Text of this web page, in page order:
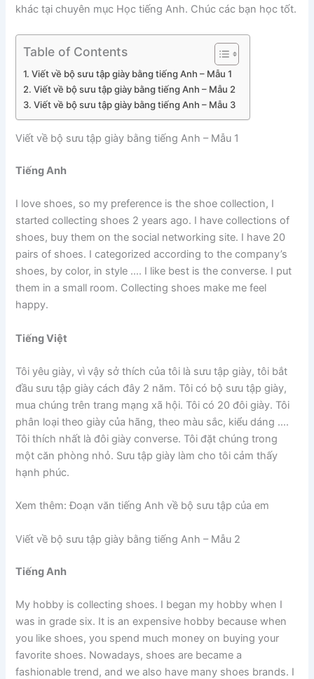
khác tại chuyên mục Học tiếng Anh. Chúc các bạn học tốt.
Table of Contents
Viết về bộ sưu tập giày bằng tiếng Anh – Mẫu 1
Viết về bộ sưu tập giày bằng tiếng Anh – Mẫu 2
Viết về bộ sưu tập giày bằng tiếng Anh – Mẫu 3
Viết về bộ sưu tập giày bằng tiếng Anh – Mẫu 1
Tiếng Anh
I love shoes, so my preference is the shoe collection, I
started collecting shoes 2 years ago. I have collections of
shoes, buy them on the social networking site. I have 20
pairs of shoes. I categorized according to the company’s
shoes, by color, in style …. I like best is the converse. I put
them in a small room. Collecting shoes make me feel
happy.
Tiếng Việt
Tôi yêu giày, vì vậy sở thích của tôi là sưu tập giày, tôi bắt
đầu sưu tập giày cách đây 2 năm. Tôi có bộ sưu tập giày,
mua chúng trên trang mạng xã hội. Tôi có 20 đôi giày. Tôi
phân loại theo giày của hãng, theo màu sắc, kiểu dáng ….
Tôi thích nhất là đôi giày converse. Tôi đặt chúng trong
một căn phòng nhỏ. Sưu tập giày làm cho tôi cảm thấy
hạnh phúc.
Xem thêm: Đoạn văn tiếng Anh về bộ sưu tập của em
Viết về bộ sưu tập giày bằng tiếng Anh – Mẫu 2
Tiếng Anh
My hobby is collecting shoes. I began my hobby when I
was in grade six. It is an expensive hobby because when
you like shoes, you spend much money on buying your
favorite shoes. Nowadays, shoes are became a
fashionable trend, and we also have many shoes brands. I